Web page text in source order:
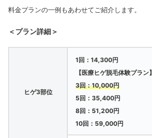
料金プランの一例もあわせてご紹介します。
＜プラン詳細＞
ヒゲ3部位
1回：14,300円
【医療ヒゲ脱毛体験プラン】
3回：10,000円
5回：35,400円
8回：51,200円
10回：59,000円